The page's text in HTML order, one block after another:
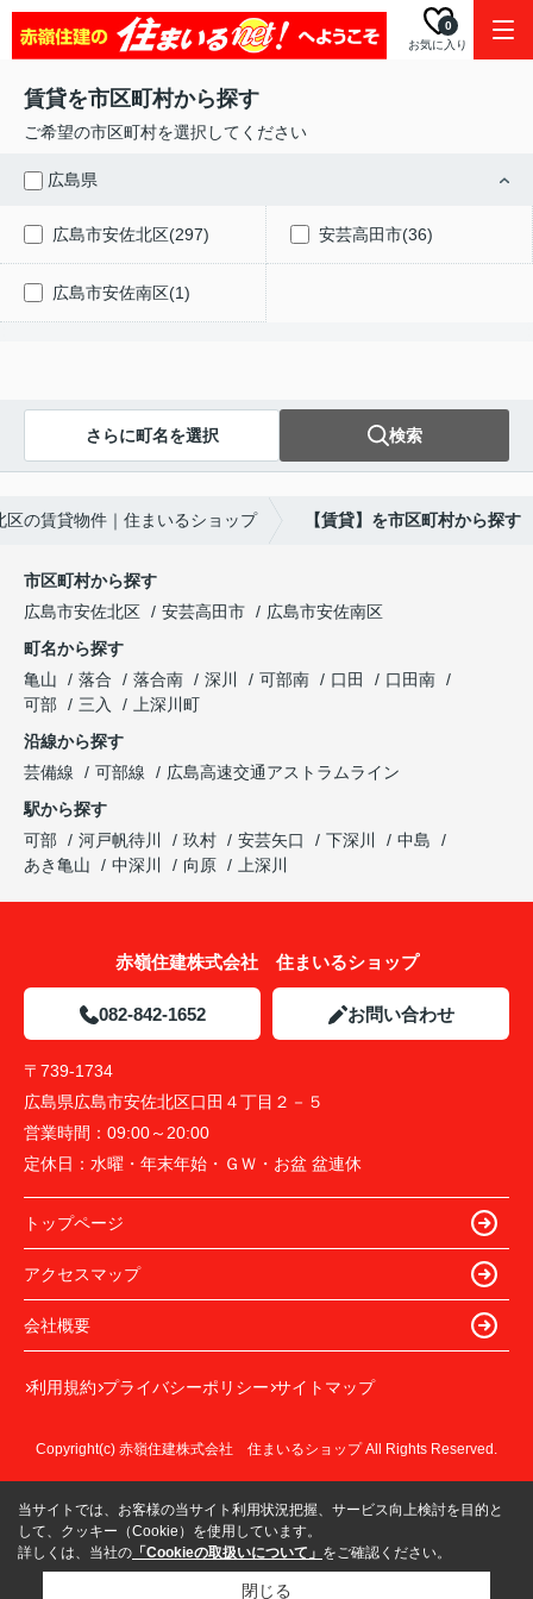
お気に入り
0
賃貸を市区町村から探す
ご希望の市区町村を選択してください
広島県
広島市安佐北区(297) 安芸高田市(36)
広島市安佐南区(1)
さらに町名を選択 検索
区の賃貸物件｜住まいるショップ 【賃貸】を市区町村から探す
市区町村から探す
広島市安佐北区
安芸高田市
広島市安佐南区
町名から探す
亀山
落合 落合南 深川 可部南 口田
口田南
可部
三入
上深川町
沿線から探す
芸備線
可部線
広島高速交通アストラムライン
駅から探す
可部
河戸帆待川 玖村 安芸矢口 下深川
中島
あき亀山
中深川 向原 上深川
赤嶺住建株式会社 住まいるショップ
082-842-1652 お問い合わせ
〒739-1734
広島県広島市安佐北区口田４丁目２－５
営業時間： 09:00～20:00
定休日： 水曜・年末年始・ＧＷ・お盆 盆連休
トップページ
アクセスマップ
会社概要
利用規約 プライバシーポリシー サイトマップ
Copyright(c) 赤嶺住建株式会社 住まいるショップ All Rights Reserved.
当サイトでは、お客様の当サイト利用状況把握、サービス向上検討を目的と
して、クッキー（Cookie）を使用しています。
詳しくは、当社の 「Cookieの取扱いについて」 をご確認ください。
閉じる